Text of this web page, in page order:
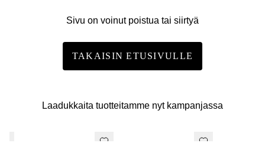
Sivu on voinut poistua tai siirtyä
TAKAISIN ETUSIVULLE
Laadukkaita tuotteitamme nyt kampanjassa